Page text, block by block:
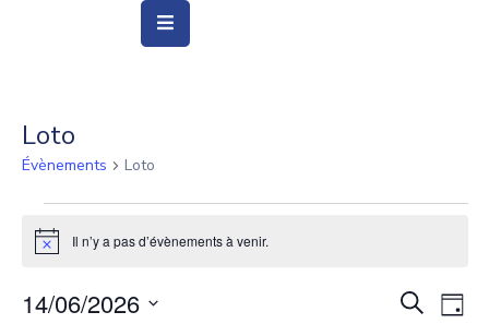
Municipale
Ville
Quotidienne
Social
Loto
Évènements Loto
Notice Il n’y a pas d’évènements à venir.
Recherche
Jour
14/06/2026